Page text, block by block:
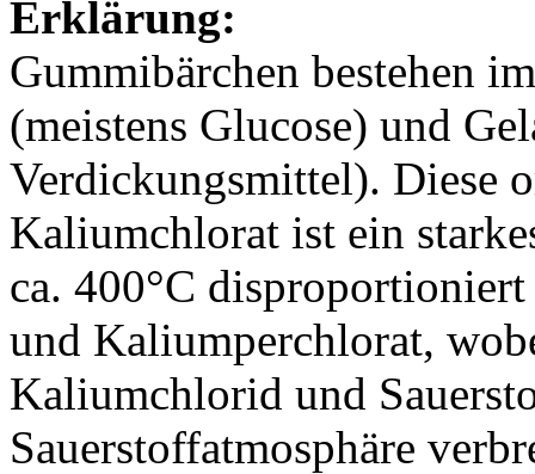
Erklärung:
Gummibärchen bestehen
(meistens Glucose) und
Verdickungsmittel). Diese
Kaliumchlorat ist ein
ca. 400°C
und Kaliumperchlorat,
Kaliumchlorid und
Sauerstoffatmosphäre